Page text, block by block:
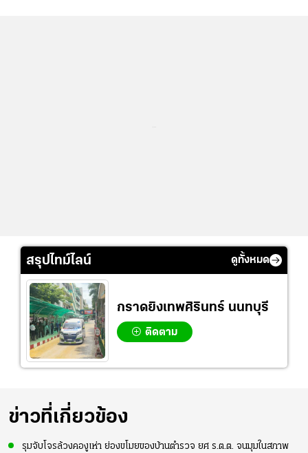
สรุปไทม์ไลน์ ดูทั้งหมด
กราดยิงเทพศิรินทร์ นนทบุรี
ติดตาม
ข่าวที่เกี่ยวข้อง
รุมจับโจรล้วงคองูเห่า ย่องขโมยของบ้านตำรวจ ยศ ร.ต.ต. จนมุมในสภาพ